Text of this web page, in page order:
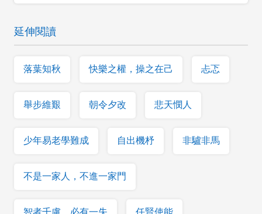
延伸閱讀
落葉知秋 快樂之權，操之在己 忐忑
舉步維艱 朝令夕改 悲天憫人
少年易老學難成 自出機杼 非驢非馬
不是一家人，不進一家門
智者千慮，必有一失 任賢使能